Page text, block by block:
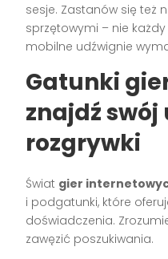
sesje. Zastanów się też
sprzętowymi – nie
mobilne udźwignie
Gatunki
znajdź
rozgrywki
Świat gier
i podgatunki, które
doświadczenia.
zawęzić poszukiwania.